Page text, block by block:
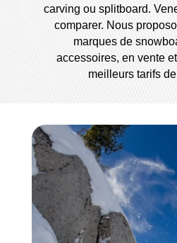
carving ou splitboard.
comparer. Nous
marques de
accessoires, en vente
meilleurs tarifs